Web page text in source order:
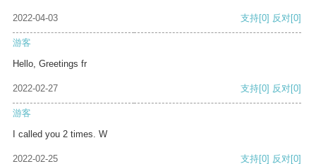
2022-04-03 支持[0] 反对[0]
游客
Hello, Greetings fr
2022-02-27 支持[0] 反对[0]
游客
I called you 2 times. W
2022-02-25 支持[0] 反对[0]